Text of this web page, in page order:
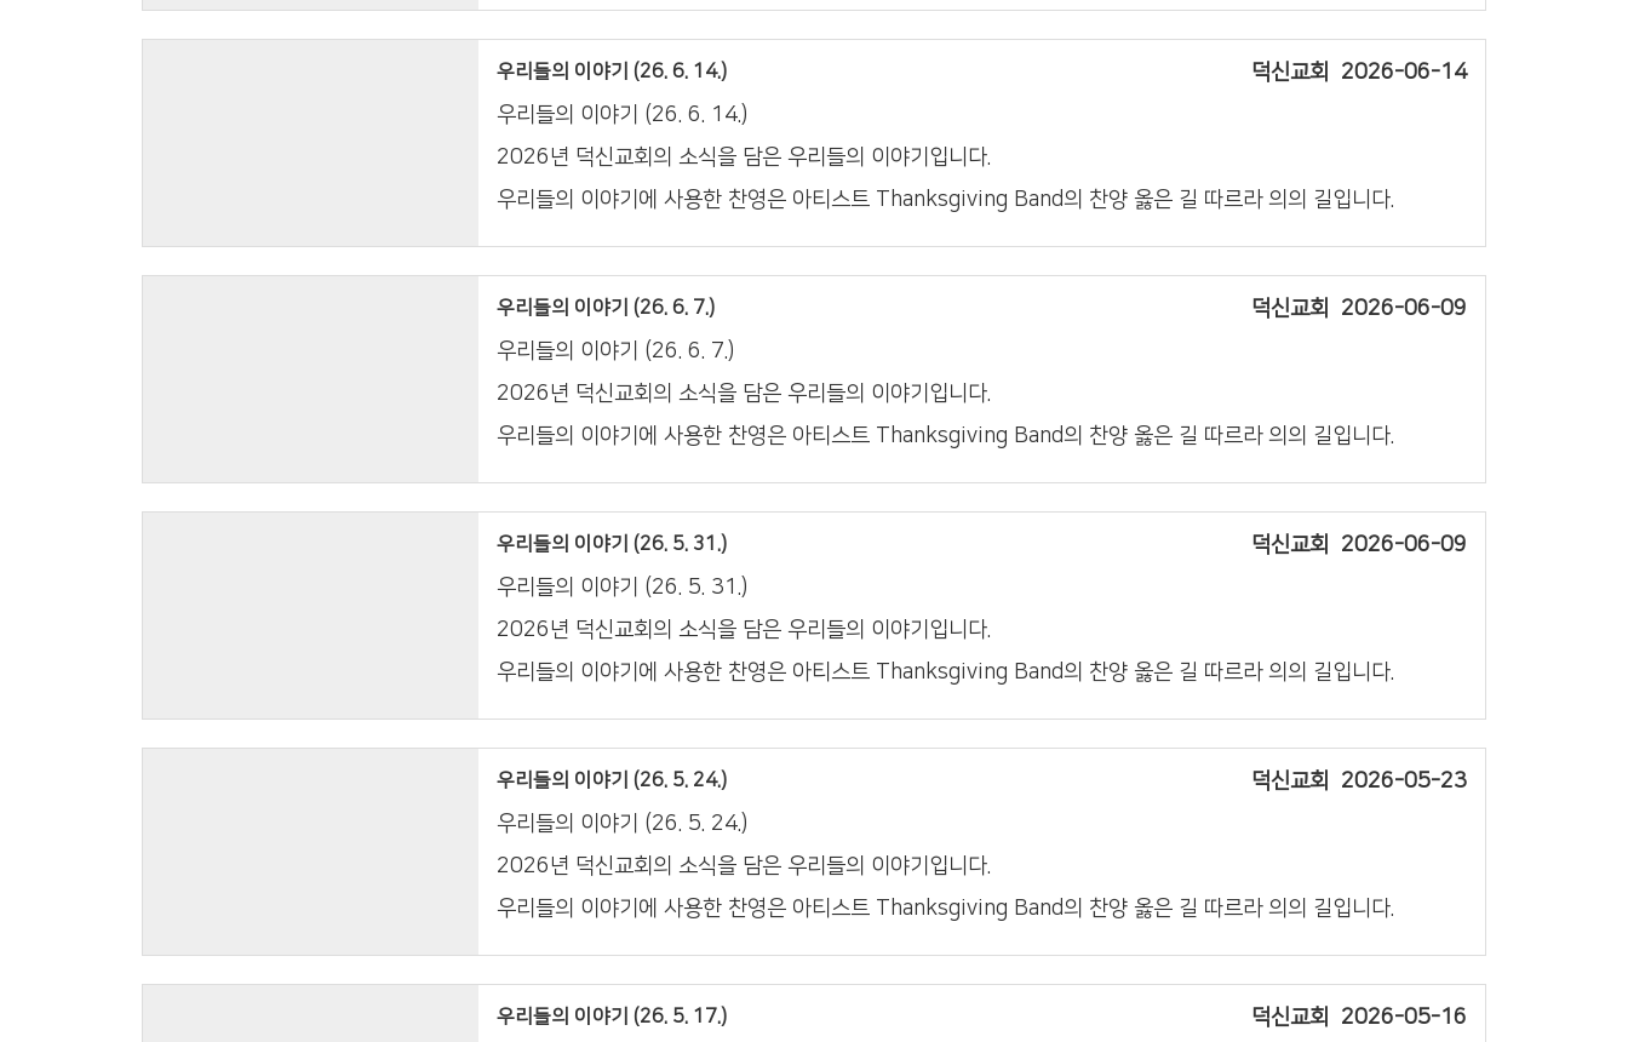
우리들의 이야기 (26. 6. 14.) 2026-06-14
덕신교회
우리들의 이야기 (26. 6. 14.)
2026년 덕신교회의 소식을 담은 우리들의 이야기입니다.
우리들의 이야기에 사용한 찬영은 아티스트 Thanksgiving Band의 찬양 옳은 길 따르라 의의 길입니다.
우리들의 이야기 (26. 6. 7.) 2026-06-09
덕신교회
우리들의 이야기 (26. 6. 7.)
2026년 덕신교회의 소식을 담은 우리들의 이야기입니다.
우리들의 이야기에 사용한 찬영은 아티스트 Thanksgiving Band의 찬양 옳은 길 따르라 의의 길입니다.
우리들의 이야기 (26. 5. 31.) 2026-06-09
덕신교회
우리들의 이야기 (26. 5. 31.)
2026년 덕신교회의 소식을 담은 우리들의 이야기입니다.
우리들의 이야기에 사용한 찬영은 아티스트 Thanksgiving Band의 찬양 옳은 길 따르라 의의 길입니다.
우리들의 이야기 (26. 5. 24.) 2026-05-23
덕신교회
우리들의 이야기 (26. 5. 24.)
2026년 덕신교회의 소식을 담은 우리들의 이야기입니다.
우리들의 이야기에 사용한 찬영은 아티스트 Thanksgiving Band의 찬양 옳은 길 따르라 의의 길입니다.
우리들의 이야기 (26. 5. 17.) 2026-05-16
덕신교회